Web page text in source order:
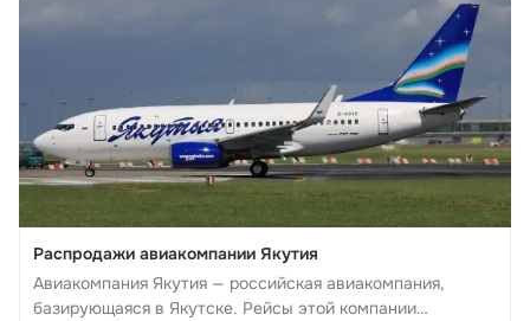
Распродажи авиакомпании Якутия
Авиакомпания Якутия — российская авиакомпания,
базирующаяся в Якутске. Рейсы этой компании